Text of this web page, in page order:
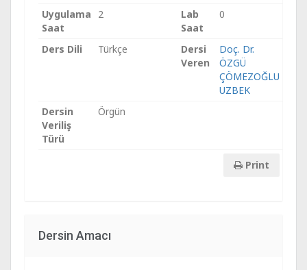
Uygulama
Saat
2
Lab
Saat
0
Ders Dili Türkçe
Dersi
Veren
Doç. Dr.
ÖZGÜ
ÇÖMEZOĞLU
UZBEK
Dersin
Veriliş
Türü
Örgün
Print
Dersin Amacı